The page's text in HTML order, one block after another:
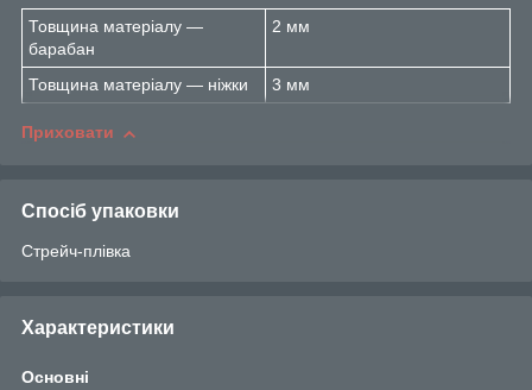
Товщина матеріалу —
барабан
2 мм
Товщина матеріалу — ніжки 3 мм
Приховати
Спосіб упаковки
Стрейч-плівка
Характеристики
Основні